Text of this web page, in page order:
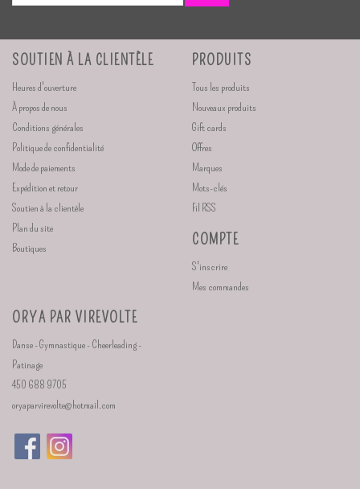
SOUTIEN À LA CLIENTÈLE
Heures d'ouverture
À propos de nous
Conditions générales
Politique de confidentialité
Mode de paiements
Expédition et retour
Soutien à la clientèle
Plan du site
Boutiques
PRODUITS
Tous les produits
Nouveaux produits
Gift cards
Offres
Marques
Mots-clés
Fil RSS
COMPTE
S'inscrire
Mes commandes
ORYA PAR VIREVOLTE
Danse - Gymnastique - Cheerleading -
Patinage
450 688 9705
oryaparvirevolte@hotmail.com